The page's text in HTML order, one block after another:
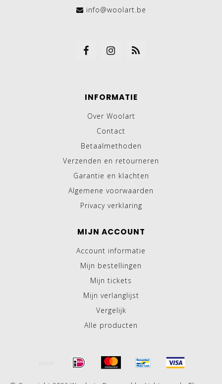
info@woolart.be
INFORMATIE
Over Woolart
Contact
Betaalmethoden
Verzenden en retourneren
Garantie en klachten
Algemene voorwaarden
Privacy verklaring
MIJN ACCOUNT
Account informatie
Mijn bestellingen
Mijn tickets
Mijn verlanglijst
Vergelijk
Alle producten